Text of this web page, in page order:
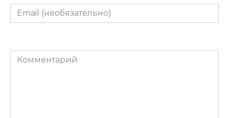
Email
(необязательно)
Комментарий